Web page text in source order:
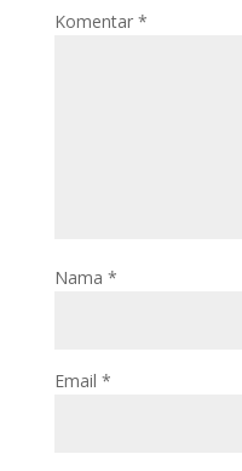
Komentar *
Nama *
Email *